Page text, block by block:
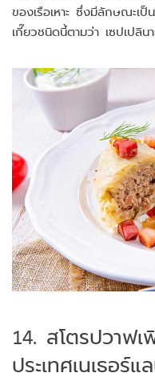
ของเรือเหาะ ซึ่งมีลักษณะเป็
เกี๊ยวชนิดนี้ตามว่า เซปเปลิน
14. สโตรปวาฟเ
ประเทศเนเธอร์แ